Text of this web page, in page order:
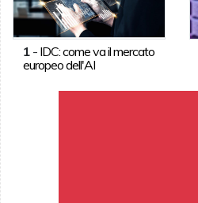
1- IDC: come va il mercato
europeo dell'AI